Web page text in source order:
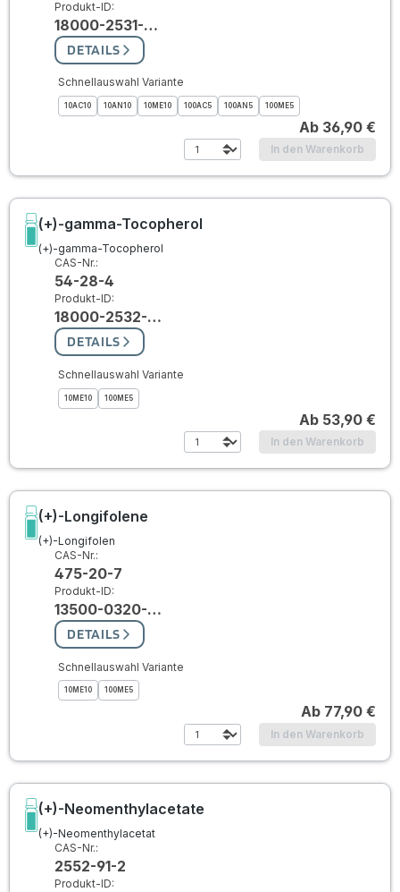
Produkt-ID:
18000-2531-…
DETAILS
Schnellauswahl Variante
10AC10 10AN10 10ME10 100AC5 100AN5 100ME5
Ab 36,90 €
In den Warenkorb
(+)-gamma-Tocopherol
(+)-gamma-Tocopherol
CAS-Nr.:
54-28-4
Produkt-ID:
18000-2532-…
DETAILS
Schnellauswahl Variante
10ME10 100ME5
Ab 53,90 €
In den Warenkorb
(+)-Longifolene
(+)-Longifolen
CAS-Nr.:
475-20-7
Produkt-ID:
13500-0320-…
DETAILS
Schnellauswahl Variante
10ME10 100ME5
Ab 77,90 €
In den Warenkorb
(+)-Neomenthylacetate
(+)-Neomenthylacetat
CAS-Nr.:
2552-91-2
Produkt-ID: